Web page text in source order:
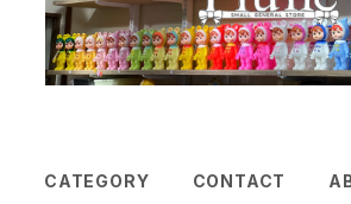
CATEGORY CONTACT